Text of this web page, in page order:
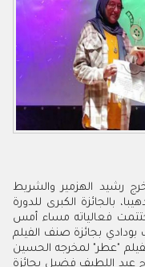
"الصفحة 81" للمخرج رشيد الهزمير والشريط
بالجائزة الكبرى للدورة
اختتمت فعالياته مساء أمس
بودادي بجائزة صنف الفيلم
لفيلم "عطر" لمخرجه الحسين
عبد اللطيف فضيل بجائزة